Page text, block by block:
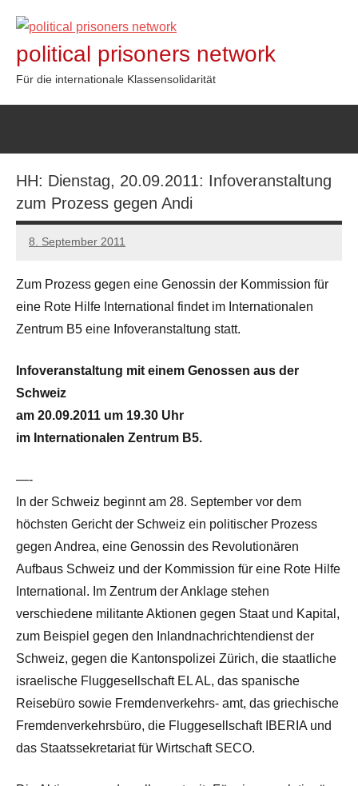
Inhalt
springen
political prisoners network
Für die internationale Klassensolidarität
HH: Dienstag, 20.09.2011: Infoveranstaltung
zum Prozess gegen Andi
8. September 2011
admin
Zum Prozess gegen eine Genossin der Kommission für
eine Rote Hilfe International findet im Internationalen
Zentrum B5 eine Infoveranstaltung statt.
Infoveranstaltung mit einem Genossen aus der
Schweiz
am 20.09.2011 um 19.30 Uhr
im Internationalen Zentrum B5.
—-
In der Schweiz beginnt am 28. September vor dem
höchsten Gericht der Schweiz ein politischer Prozess
gegen Andrea, eine Genossin des Revolutionären
Aufbaus Schweiz und der Kommission für eine Rote Hilfe
International. Im Zentrum der Anklage stehen
verschiedene militante Aktionen gegen Staat und Kapital,
zum Beispiel gegen den Inlandnachrichtendienst der
Schweiz, gegen die Kantonspolizei Zürich, die staatliche
israelische Fluggesellschaft EL AL, das spanische
Reisebüro sowie Fremdenverkehrs- amt, das griechische
Fremdenverkehrsbüro, die Fluggesellschaft IBERIA und
das Staatssekretariat für Wirtschaft SECO.